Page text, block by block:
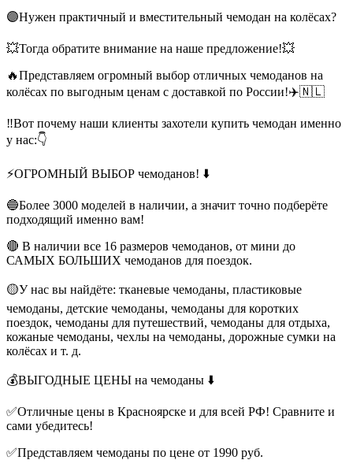
🟣Нужен практичный и вместительный чемодан на колёсах?
💥Тогда обратите внимание на наше предложение!💥
🔥Представляем огромный выбор отличных чемоданов на
колёсах по выгодным ценам с доставкой по России!✈️🇳🇱
‼️Вот почему наши клиенты захотели купить чемодан именно
у нас:👇
⚡ОГРОМНЫЙ ВЫБОР чемоданов! ⬇️
🔵Более 3000 моделей в наличии, а значит точно подберёте
подходящий именно вам!
🔴 В наличии все 16 размеров чемоданов, от мини до
САМЫХ БОЛЬШИХ чемоданов для поездок.
🟡У нас вы найдёте: тканевые чемоданы, пластиковые
чемоданы, детские чемоданы, чемоданы для коротких
поездок, чемоданы для путешествий, чемоданы для отдыха,
кожаные чемоданы, чехлы на чемоданы, дорожные сумки на
колёсах и т. д.
💰ВЫГОДНЫЕ ЦЕНЫ на чемоданы ⬇️
✅Отличные цены в Красноярске и для всей РФ! Сравните и
сами убедитесь!
✅Представляем чемоданы по цене от 1990 руб.